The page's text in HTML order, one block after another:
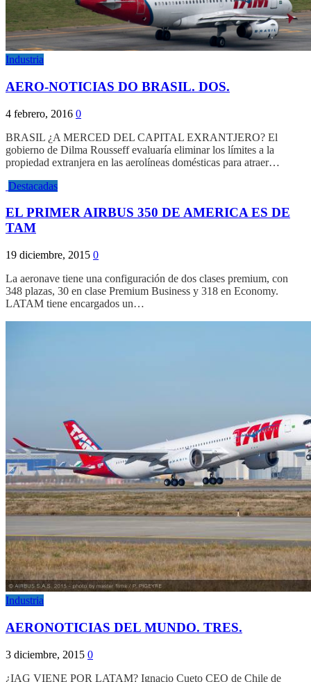
Industria
AERO-NOTICIAS DO BRASIL. DOS.
4 febrero, 2016 0
BRASIL ¿A MERCED DEL CAPITAL EXRANTJERO? El
gobierno de Dilma Rousseff evaluaría eliminar los límites a la
propiedad extranjera en las aerolíneas domésticas para atraer…
Destacadas
EL PRIMER AIRBUS 350 DE AMERICA ES DE
TAM
19 diciembre, 2015 0
La aeronave tiene una configuración de dos clases premium, con
348 plazas, 30 en clase Premium Business y 318 en Economy.
LATAM tiene encargados un…
Industria
AERONOTICIAS DEL MUNDO. TRES.
3 diciembre, 2015 0
¿IAG VIENE POR LATAM? Ignacio Cueto CEO de Chile de